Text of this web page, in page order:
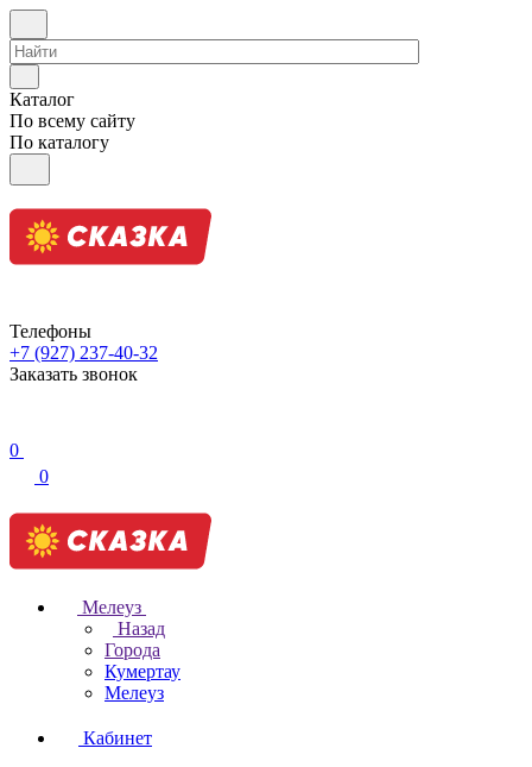
Каталог
По всему сайту
По каталогу
Телефоны
+7 (927) 237-40-32
Заказать звонок
0
0
Мелеуз
Назад
Города
Кумертау
Мелеуз
Кабинет